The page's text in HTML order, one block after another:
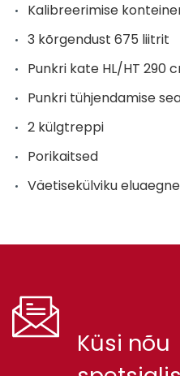
Kalibreerimise
3 kõrgendust 675 liitrit
Punkri kate HL/HT 290
Punkri tühjendamise
2 külgtreppi
Porikaitsed
Väetisekülviku
Küsi nõu